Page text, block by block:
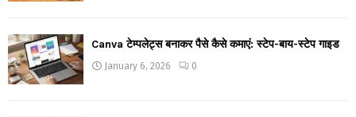
Canva टेम्पलेट्स बनाकर पैसे कैसे कमाएं: स्टेप-बाय-स्टेप गाइड
January 6, 2026 0